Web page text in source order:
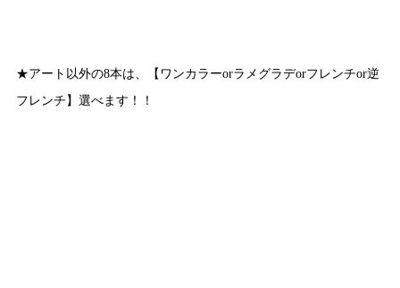
★アート以外の8本は、【ワンカラーorラメグラデorフレンチor逆
フレンチ】選べます！！